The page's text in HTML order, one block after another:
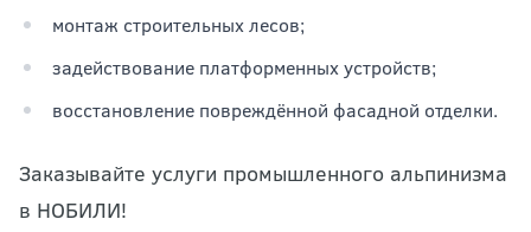
монтаж строительных лесов;
задействование платформенных устройств;
восстановление повреждённой фасадной отделки.
Заказывайте услуги промышленного альпинизма
в НОБИЛИ!